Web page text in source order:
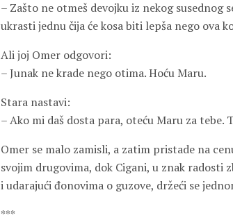
– Zašto ne otmeš devojku iz nekog susednog
ukrasti jednu čija će kosa biti lepša nego ova
Ali joj Omer odgovori:
– Junak ne krade nego otima. Hoću Maru.
Stara nastavi:
– Ako mi daš dosta para, oteću Maru za tebe.
Omer se malo zamisli, a zatim pristade na
svojim drugovima, dok Cigani, u znak radosti
i udarajući đonovima o guzove, držeći se
***